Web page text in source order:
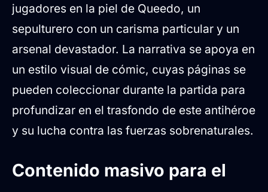
jugadores en la piel de Queedo, un
sepulturero con un carisma particular y un
arsenal devastador. La narrativa se apoya en
un estilo visual de cómic, cuyas páginas se
pueden coleccionar durante la partida para
profundizar en el trasfondo de este antihéroe
y su lucha contra las fuerzas sobrenaturales.
Contenido masivo para el